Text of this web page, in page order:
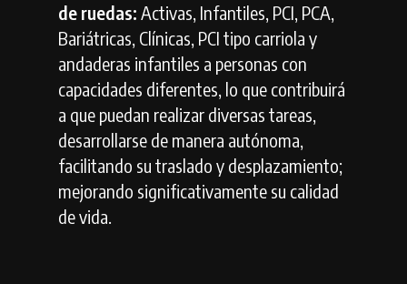
de ruedas: Activas, Infantiles, PCI, PCA,
Bariátricas, Clínicas, PCI tipo carriola y
andaderas infantiles a personas con
capacidades diferentes, lo que contribuirá
a que puedan realizar diversas tareas,
desarrollarse de manera autónoma,
facilitando su traslado y desplazamiento;
mejorando significativamente su calidad
de vida.